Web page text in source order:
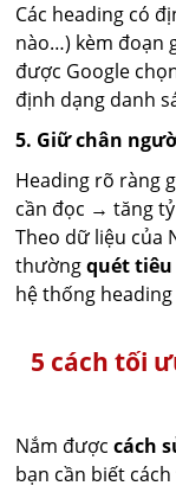
Các heading có
nào…) kèm đoạn
được Google
định dạng danh
5. Giữ chân
Heading rõ ràng
cần đọc → tăng
Theo dữ liệu của
thườngquét tiêu
hệ thống
5 cách tối
Nắm đượccách
bạn cần biết cách